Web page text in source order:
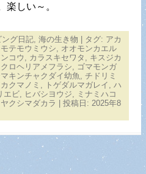
楽しい～。
ング日記, 海の生き物 | タグ: アカ
テモウミウシ, オオモンカエル
コウ , カラスキセワタ , キスジカ
クロヘリアメフラシ, ゴマモンガ
キンチャクダイ幼魚, チドリミ
クマノミ , トゲダルマガレイ , ハ
エビ, ヒバシヨウジ, ミナミハコ
ヤクシマダカラ | 投稿日: 2025年8